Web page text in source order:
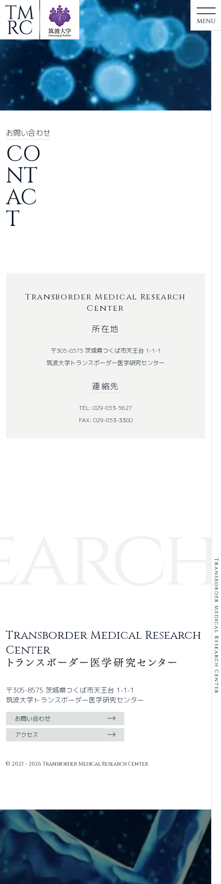
お問い合わせ
CO
NT
AC
T
Transborder Medical Research
Center
所在地
〒305-8575 茨城県つくば市天王台 1-1-1
筑波大学トランスボーダー医学研究センター
連絡先
TEL: 029-853-5627
FAX: 029-853-3380
Transborder Medical Research
Center
〒305-8575 茨城県つくば市天王台 1-1-1
筑波大学トランスボーダー医学研究センター
お問い合わせ
アクセス
© 2023 - 2026 Transborder Medical Research Center.